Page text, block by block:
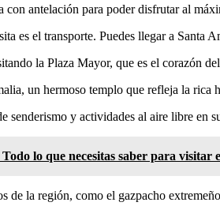
antelación para poder disfrutar al
es el transporte. Puedes llegar a
la Plaza Mayor, que es el corazón
un hermoso templo que refleja la rica
senderismo y actividades al aire libre en
lo que necesitas saber para visitar
la región, como el gazpacho